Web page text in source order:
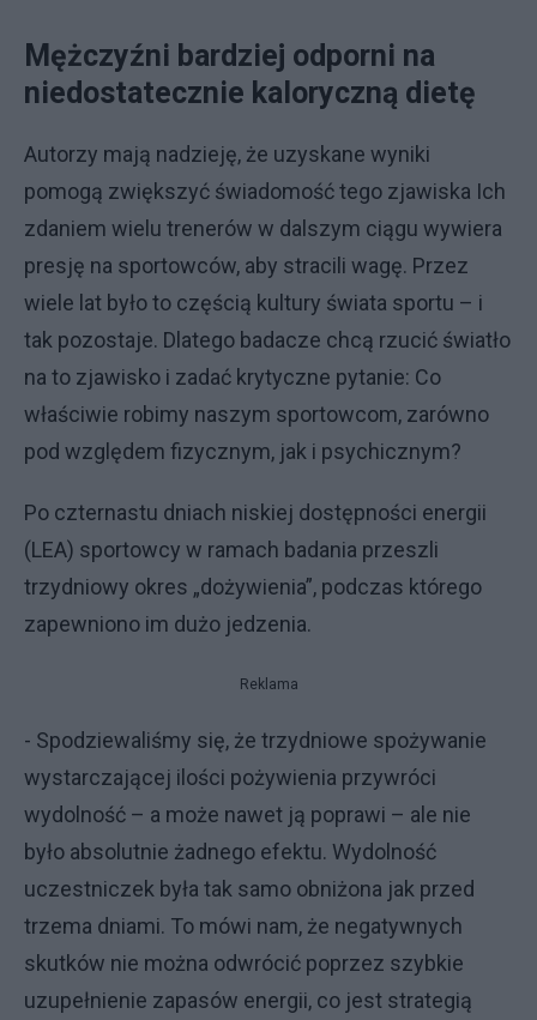
Mężczyźni bardziej odporni na
niedostatecznie kaloryczną dietę
Autorzy mają nadzieję, że uzyskane wyniki
pomogą zwiększyć świadomość tego zjawiska Ich
zdaniem wielu trenerów w dalszym ciągu wywiera
presję na sportowców, aby stracili wagę. Przez
wiele lat było to częścią kultury świata sportu – i
tak pozostaje. Dlatego badacze chcą rzucić światło
na to zjawisko i zadać krytyczne pytanie: Co
właściwie robimy naszym sportowcom, zarówno
pod względem fizycznym, jak i psychicznym?
Po czternastu dniach niskiej dostępności energii
(LEA) sportowcy w ramach badania przeszli
trzydniowy okres „dożywienia”, podczas którego
zapewniono im dużo jedzenia.
Reklama
- Spodziewaliśmy się, że trzydniowe spożywanie
wystarczającej ilości pożywienia przywróci
wydolność – a może nawet ją poprawi – ale nie
było absolutnie żadnego efektu. Wydolność
uczestniczek była tak samo obniżona jak przed
trzema dniami. To mówi nam, że negatywnych
skutków nie można odwrócić poprzez szybkie
uzupełnienie zapasów energii, co jest strategią